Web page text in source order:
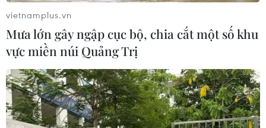
vietnamplus.vn
Mưa lớn gây ngập cục bộ, chia cắt một số khu
vực miền núi Quảng Trị